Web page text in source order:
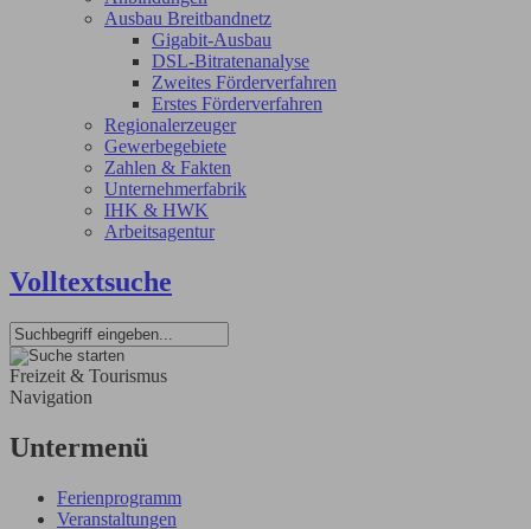
Ausbau Breitbandnetz
Gigabit-Ausbau
DSL-Bitratenanalyse
Zweites Förderverfahren
Erstes Förderverfahren
Regionalerzeuger
Gewerbegebiete
Zahlen & Fakten
Unternehmerfabrik
IHK & HWK
Arbeitsagentur
Volltextsuche
Freizeit & Tourismus
Navigation
Untermenü
Ferienprogramm
Veranstaltungen